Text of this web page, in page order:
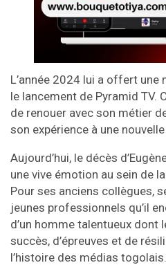
L’année 2024 lui a offert une
le lancement de Pyramid TV.
de renouer avec son métier
son expérience à une
Aujourd’hui, le décès
une vive émotion au sein de
Pour ses anciens collègues,
jeunes professionnels qu’il
d’un homme talentueux dont
succès, d’épreuves et de
l’histoire des médias togolais.